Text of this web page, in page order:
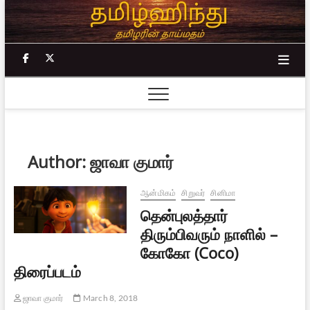
Skip
to
content
facebook
Author:ஜாவா குமார்
ஆன்மிகம் சிறுவர் சினிமா
தென்புலத்தார்
திரும்பிவரும் நாளில் –
கோகோ (Coco)
திரைப்படம்
ஜாவா குமார் March 8, 2018